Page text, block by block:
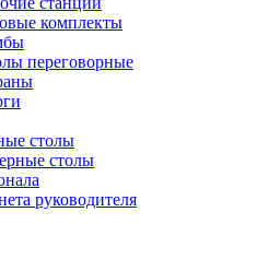
комплекты
переговорные
столы
столы
руководителя